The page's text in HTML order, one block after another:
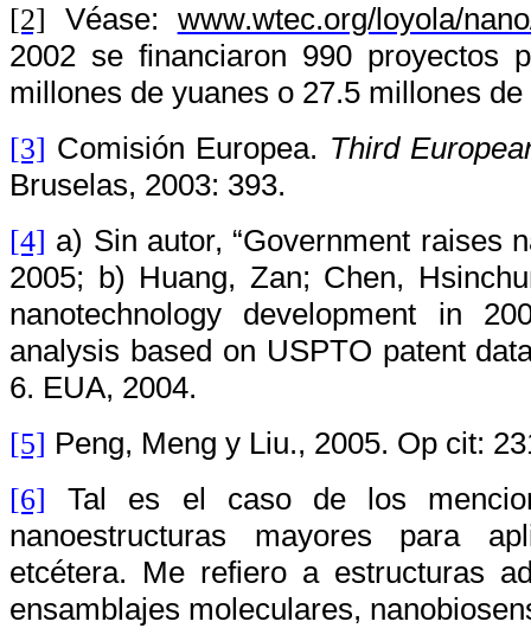
[2] Véase: www.wtec.org/loyola/
2002 se financiaron 990
millones de yuanes o 27.5 millones
[3] Comisión Europea. Third
Bruselas, 2003: 393.
[4] a) Sin autor, “Government raises
2005; b) Huang, Zan; Chen,
nanotechnology development in
analysis based on USPTO patent
6. EUA, 2004.
[5] Peng, Meng y Liu., 2005. Op cit:
[6] Tal es el caso de los
nanoestructuras mayores para
etcétera. Me refiero a estructuras
ensamblajes moleculares,